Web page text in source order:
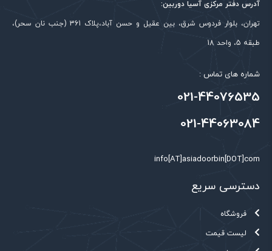
آدرس دفتر مرکزی آسیا دوربین:
تهران، بلوار فردوس شرق، بین عقیل و حسن آباد،پلاک 361 (جنب نان سحر)،
طبقه 5، واحد 18
شماره های تماس :
021-44076535
021-44063084
info[AT]asiadoorbin[DOT]com
دسترسی سریع
فروشگاه
لیست قیمت